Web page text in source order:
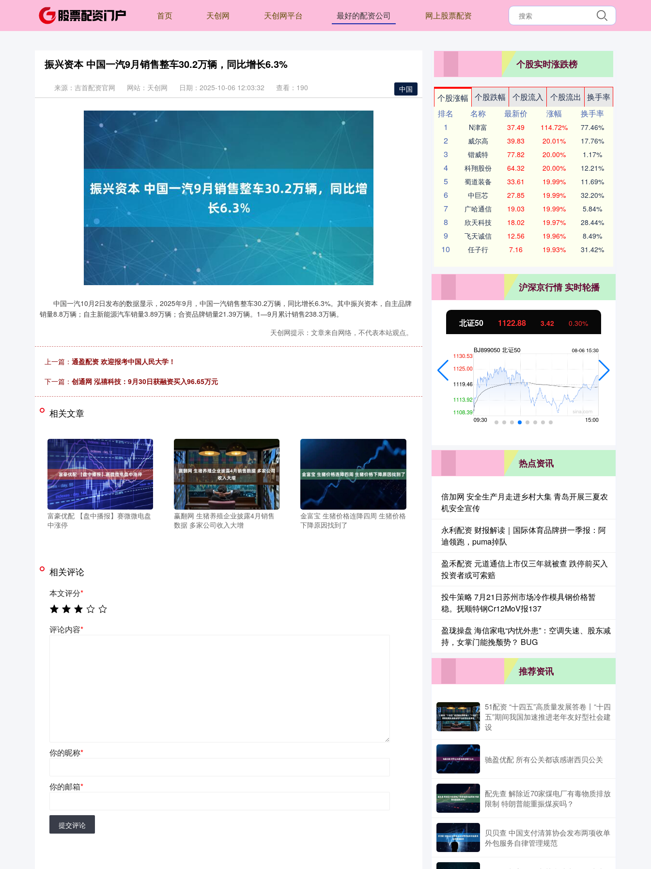
首页 天创网 天创网平台 最好的配资公司 网上股票配资
振兴资本 中国一汽9月销售整车30.2万辆，同比增长6.3%
中国
来源：吉首配资官网 网站：天创网 日期：2025-10-06 12:03:32 查看：190
中国一汽10月2日发布的数据显示，2025年9月，中国一汽销售整车30.2万辆，同比增长6.3%。其中振兴资本，自主品牌
销量8.8万辆；自主新能源汽车销量3.89万辆；合资品牌销量21.39万辆。1—9月累计销售238.3万辆。
天创网提示：文章来自网络，不代表本站观点。
上一篇： 通盈配资 欢迎报考中国人民大学！
下一篇： 创通网 泓禧科技：9月30日获融资买入96.65万元
相关文章
富豪优配 【盘中播报】赛微微电盘
中涨停
赢翻网 生猪养殖企业披露4月销售
数据 多家公司收入大增
金富宝 生猪价格连降四周 生猪价格
下降原因找到了
相关评论
本文评分*
评论内容*
你的昵称*
你的邮箱*
提交评论
个股实时涨跌榜
个股涨幅 个股跌幅 个股流入 个股流出
换手率
排名
名称 最新价 涨幅
换手率
1
N津富 37.49 114.72% 77.46%
2 威尔高 39.83 20.01% 17.76%
3 锴威特 77.82 20.00% 1.17%
4 科翔股份 64.32 20.00% 12.21%
5 蜀道装备 33.61 19.99% 11.69%
6 中巨芯 27.85 19.99% 32.20%
7 广哈通信 19.03 19.99% 5.84%
8 欣天科技 18.02 19.97% 28.44%
9 飞天诚信 12.56 19.96% 8.49%
10 任子行 7.16 19.93% 31.42%
沪深京行情 实时轮播
北证50 1122.88 3.42 0.30%
热点资讯
倍加网 安全生产月走进乡村大集 青岛开展三夏农
机安全宣传
永利配资 财报解读｜国际体育品牌拼一季报：阿
迪领跑，puma掉队
盈禾配资 元道通信上市仅三年就被查 跌停前买入
投资者或可索赔
投牛策略 7月21日苏州市场冷作模具钢价格暂
稳。抚顺特钢Cr12MoV报137
盈珑操盘 海信家电“内忧外患”：空调失速、股东减
持，女掌门能挽颓势？ BUG
推荐资讯
51配资 “十四五”高质量发展答卷丨“十四
五”期间我国加速推进老年友好型社会建
设
驰盈优配 所有公关都该感谢西贝公关
配先查 解除近70家煤电厂有毒物质排放
限制 特朗普能重振煤炭吗？
贝贝查 中国支付清算协会发布两项收单
外包服务自律管理规范